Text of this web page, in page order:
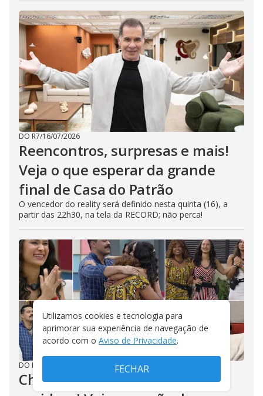
DO R7/16/07/2026
Reencontros, surpresas e mais!
Veja o que esperar da grande
final de Casa do Patrão
O vencedor do reality será definido nesta quinta (16), a
partir das 22h30, na tela da RECORD; não perca!
DO R7
Chuva de lágrimas e sensação
Utilizamos cookies e tecnologia para
aprimorar sua experiência de navegação de
acordo com o Aviso de Privacidade.
FECHAR